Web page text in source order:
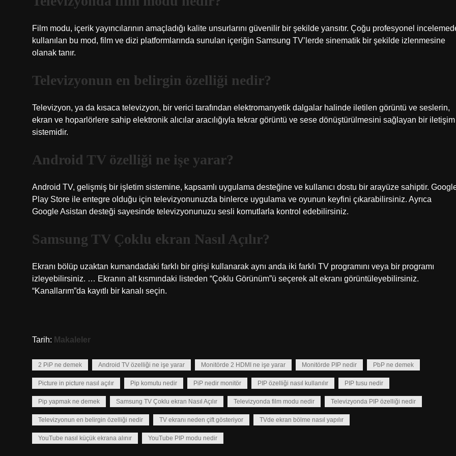
Film modu, içerik yayıncılarının amaçladığı kalite unsurlarını güvenilir bir şekilde yansıtır. Çoğu profesyonel
kullanılan bu mod, film ve dizi platformlarında sunulan içeriğin Samsung TV’lerde sinematik bir şekilde izlenmesine
olanak tanır.
Televizyonun en belirgin özelliği nedir?
Televizyon, ya da kısaca televizyon, bir verici tarafından elektromanyetik dalgalar halinde iletilen görüntü ve seslerin,
ekran ve hoparlörlere sahip elektronik alıcılar aracılığıyla tekrar görüntü ve sese dönüştürülmesini sağlayan bir iletişim
sistemidir.
Android TV özelliği ne işe yarar?
Android TV, gelişmiş bir işletim sistemine, kapsamlı uygulama desteğine ve kullanıcı dostu bir arayüze sahiptir.
Play Store ile entegre olduğu için televizyonunuzda binlerce uygulama ve oyunun keyfini çıkarabilirsiniz. Ayrıca
Google Asistan desteği sayesinde televizyonunuzu sesli komutlarla kontrol edebilirsiniz.
Samsung TV Çoklu ekran Nasıl Açılır?
Ekranı bölüp uzaktan kumandadaki farklı bir girişi kullanarak aynı anda iki farklı TV programını veya bir programı
izleyebilirsiniz. … Ekranın alt kısmındaki listeden “Çoklu Görünüm”ü seçerek alt ekranı görüntüleyebilirsiniz.
“Kanallarım”da kayıtlı bir kanalı seçin.
Tarih: Makaleler
2 PiP ne demek Android TV özelliği ne işe yarar Monitörde 2 HDMI ne işe yarar Monitörde PIP nedir PbP ne demek
Picture in picture nasıl açılır Pip komutu nedir PiP nedir monitör PIP özelliği nasıl kullanılır PIP tusu nedir
Pip yapmak ne demek Samsung TV Çoklu ekran Nasıl Açılır Televizyonda film modu nedir Televizyonda PIP özelliği nedir
Televizyonun en belirgin özelliği nedir TV ekranı neden çift gösteriyor TVde ekran bölme nasıl yapılır
YouTube nasıl küçük ekrana alınır YouTube PIP modu nedir